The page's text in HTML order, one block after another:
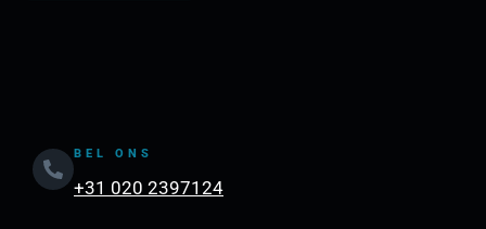
BEL ONS
+31 020 2397124